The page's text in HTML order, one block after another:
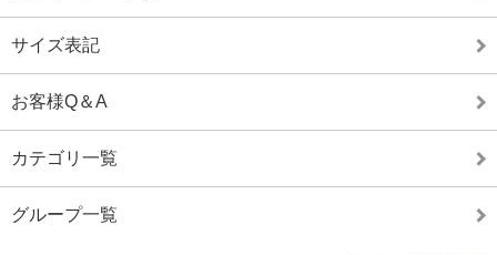
サイズ表記
お客様Q＆A
カテゴリ一覧
グループ一覧